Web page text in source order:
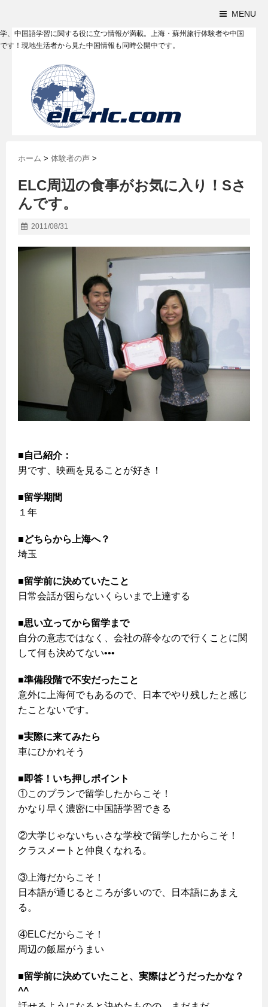
MENU
、中国語学習に関する役に立つ情報が満載。上海・蘇州旅行体験者や中国
す！現地生活者から見た中国情報も同時公開中です。
ホーム > 体験者の声 >
ELC周辺の食事がお気に入り！Sさ
んです。
2011/08/31
■自己紹介：
男です、映画を見ることが好き！
■留学期間
１年
■どちらから上海へ？
埼玉
■留学前に決めていたこと
日常会話が困らないくらいまで上達する
■思い立ってから留学まで
自分の意志ではなく、会社の辞令なので行くことに関
して何も決めてない•••
■準備段階で不安だったこと
意外に上海何でもあるので、日本でやり残したと感じ
たことないです。
■実際に来てみたら
車にひかれそう
■即答！いち押しポイント
①このプランで留学したからこそ！
かなり早く濃密に中国語学習できる
②大学じゃないちぃさな学校で留学したからこそ！
クラスメートと仲良くなれる。
③上海だからこそ！
日本語が通じるところが多いので、日本語にあまえ
る。
④ELCだからこそ！
周辺の飯屋がうまい
■留学前に決めていたこと、実際はどうだったかな？
^^